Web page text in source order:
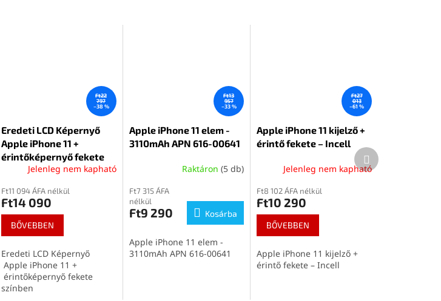
Ft22
797
–38 %
Eredeti LCD Képernyő
Apple iPhone 11 +
érintőképernyő fekete
Jelenleg nem kapható
Ft11 094 ÁFA nélkül
Ft14 090
BŐVEBBEN
Eredeti LCD Képernyő
Apple iPhone 11 +
érintőképernyő fekete
színben
Ft13
957
–33 %
Apple iPhone 11 elem -
3110mAh APN 616-00641
Raktáron(5 db)
Ft7 315 ÁFA
nélkül
Ft9 290 Kosárba
Apple iPhone 11 elem -
3110mAh APN 616-00641
Ft27
013
–61 %
Apple iPhone 11 kijelző +
érintő fekete – Incell
Jelenleg nem kapható
Ft8 102 ÁFA nélkül
Ft10 290
BŐVEBBEN
Apple iPhone 11 kijelző +
érintő fekete – Incell
Következő
termék